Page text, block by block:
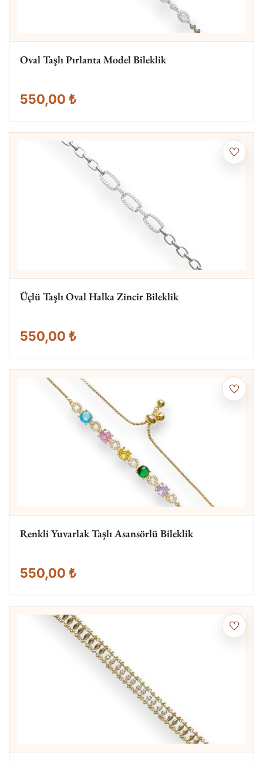
Oval Taşlı Pırlanta Model Bileklik
550,00 ₺
Üçlü Taşlı Oval Halka Zincir Bileklik
550,00 ₺
Renkli Yuvarlak Taşlı Asansörlü Bileklik
550,00 ₺